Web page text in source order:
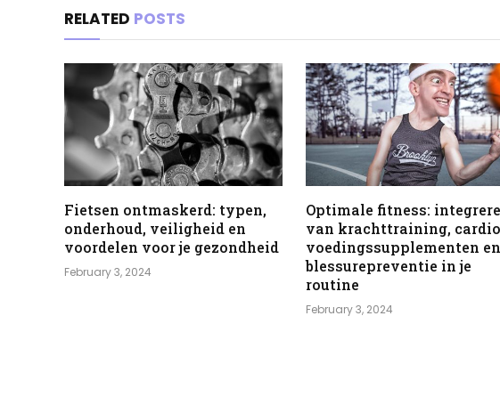
RELATED POSTS
Fietsen ontmaskerd: typen,
onderhoud, veiligheid en
voordelen voor je gezondheid
February 3, 2024
Optimale fitness:
van krachttraining,
voedingssupplementen en
blessurepreventie in je
routine
February 3, 2024